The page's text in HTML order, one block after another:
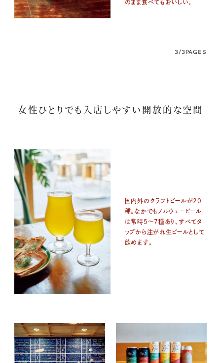
のまま食べてもおいしい。
3/3PAGES
女性ひとりでも入店しやすい開放的な空間
国内外のクラフトビールが20
種。なかでもノルウェービール
は常時5～7種あり、すべてタ
ップから注がれ生ビールとして
飲めます。